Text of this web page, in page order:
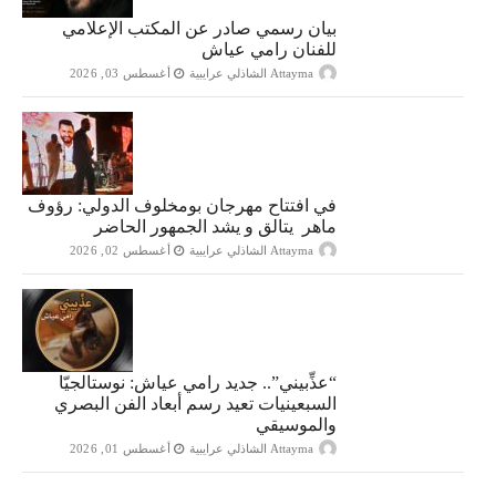
بيان رسمي صادر عن المكتب الإعلامي
للفنان رامي عياش
Attayma الشاذلي عرايبية أغسطس 03, 2026
في افتتاح مهرجان بومخلوف الدولي: رؤوف
ماهر يتالق و يشد الجمهور الحاضر
Attayma الشاذلي عرايبية أغسطس 02, 2026
“​عذِّبيني”.. جديد رامي عياش: نوستالجيّا
السبعينيات تعيد رسم أبعاد الفن البصري
والموسيقي
Attayma الشاذلي عرايبية أغسطس 01, 2026